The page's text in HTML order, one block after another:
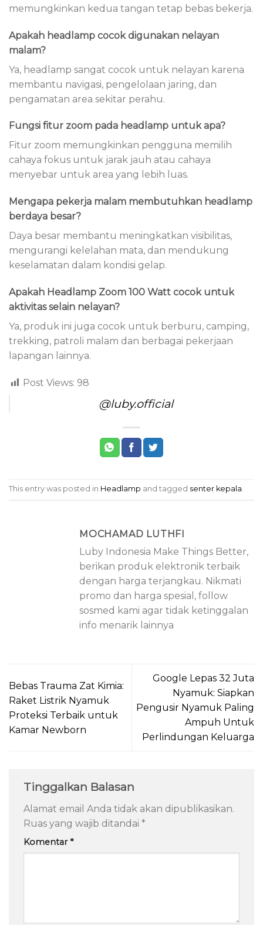
memungkinkan kedua tangan tetap bebas bekerja.
Apakah headlamp cocok digunakan nelayan
malam?
Ya, headlamp sangat cocok untuk nelayan karena
membantu navigasi, pengelolaan jaring, dan
pengamatan area sekitar perahu.
Fungsi fitur zoom pada headlamp untuk apa?
Fitur zoom memungkinkan pengguna memilih
cahaya fokus untuk jarak jauh atau cahaya
menyebar untuk area yang lebih luas.
Mengapa pekerja malam membutuhkan headlamp
berdaya besar?
Daya besar membantu meningkatkan visibilitas,
mengurangi kelelahan mata, dan mendukung
keselamatan dalam kondisi gelap.
Apakah Headlamp Zoom 100 Watt cocok untuk
aktivitas selain nelayan?
Ya, produk ini juga cocok untuk berburu, camping,
trekking, patroli malam dan berbagai pekerjaan
lapangan lainnya.
Post Views: 98
@luby.official
This entry was posted in Headlamp and tagged senter kepala.
MOCHAMAD LUTHFI
Luby Indonesia Make Things Better,
berikan produk elektronik terbaik
dengan harga terjangkau. Nikmati
promo dan harga spesial, follow
sosmed kami agar tidak ketinggalan
info menarik lainnya
Bebas Trauma Zat Kimia:
Raket Listrik Nyamuk
Proteksi Terbaik untuk
Kamar Newborn
Google Lepas 32 Juta
Nyamuk: Siapkan
Pengusir Nyamuk Paling
Ampuh Untuk
Perlindungan Keluarga
Tinggalkan Balasan
Alamat email Anda tidak akan dipublikasikan.
Ruas yang wajib ditandai *
Komentar*